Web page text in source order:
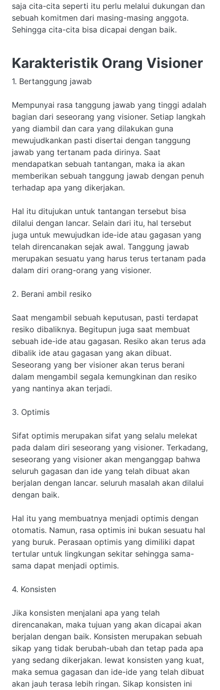
saja cita-cita seperti itu perlu melalui dukungan dan
sebuah komitmen dari masing-masing anggota.
Sehingga cita-cita bisa dicapai dengan baik.
Karakteristik Orang Visioner
1. Bertanggung jawab
Mempunyai rasa tanggung jawab yang tinggi adalah
bagian dari seseorang yang visioner. Setiap langkah
yang diambil dan cara yang dilakukan guna
mewujudkankan pasti disertai dengan tanggung
jawab yang tertanam pada dirinya. Saat
mendapatkan sebuah tantangan, maka ia akan
memberikan sebuah tanggung jawab dengan penuh
terhadap apa yang dikerjakan.
Hal itu ditujukan untuk tantangan tersebut bisa
dilalui dengan lancar. Selain dari itu, hal tersebut
juga untuk mewujudkan ide-ide atau gagasan yang
telah direncanakan sejak awal. Tanggung jawab
merupakan sesuatu yang harus terus tertanam pada
dalam diri orang-orang yang visioner.
2. Berani ambil resiko
Saat mengambil sebuah keputusan, pasti terdapat
resiko dibaliknya. Begitupun juga saat membuat
sebuah ide-ide atau gagasan. Resiko akan terus ada
dibalik ide atau gagasan yang akan dibuat.
Seseorang yang ber visioner akan terus berani
dalam mengambil segala kemungkinan dan resiko
yang nantinya akan terjadi.
3. Optimis
Sifat optimis merupakan sifat yang selalu melekat
pada dalam diri seseorang yang visioner. Terkadang,
seseorang yang visioner akan menganggap bahwa
seluruh gagasan dan ide yang telah dibuat akan
berjalan dengan lancar. seluruh masalah akan dilalui
dengan baik.
Hal itu yang membuatnya menjadi optimis dengan
otomatis. Namun, rasa optimis ini bukan sesuatu hal
yang buruk. Perasaan optimis yang dimiliki dapat
tertular untuk lingkungan sekitar sehingga sama-
sama dapat menjadi optimis.
4. Konsisten
Jika konsisten menjalani apa yang telah
direncanakan, maka tujuan yang akan dicapai akan
berjalan dengan baik. Konsisten merupakan sebuah
sikap yang tidak berubah-ubah dan tetap pada apa
yang sedang dikerjakan. lewat konsisten yang kuat,
maka semua gagasan dan ide-ide yang telah dibuat
akan jauh terasa lebih ringan. Sikap konsisten ini